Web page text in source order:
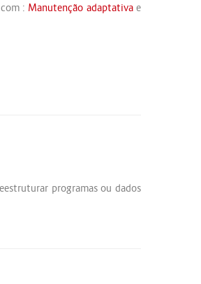
: Manutenção adaptativae
programas ou dados